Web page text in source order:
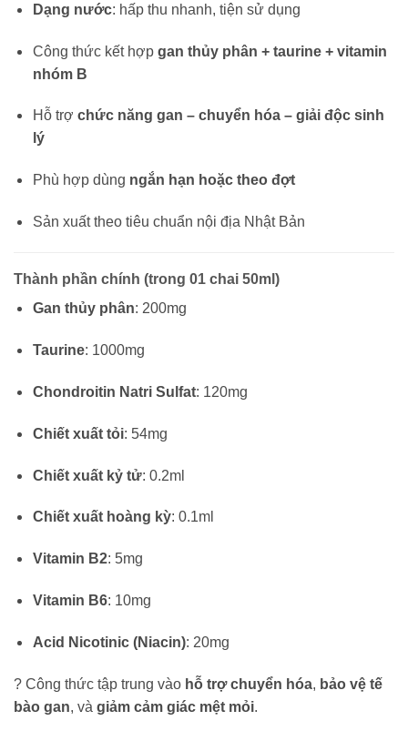
Dạng nước: hấp thu nhanh, tiện sử dụng
Công thức kết hợp gan thủy phân + taurine + vitamin
nhóm B
Hỗ trợ chức năng gan – chuyển hóa – giải độc sinh
lý
Phù hợp dùng ngắn hạn hoặc theo đợt
Sản xuất theo tiêu chuẩn nội địa Nhật Bản
Thành phần chính (trong 01 chai 50ml)
Gan thủy phân: 200mg
Taurine: 1000mg
Chondroitin Natri Sulfat: 120mg
Chiết xuất tỏi: 54mg
Chiết xuất kỷ tử: 0.2ml
Chiết xuất hoàng kỳ: 0.1ml
Vitamin B2: 5mg
Vitamin B6: 10mg
Acid Nicotinic (Niacin): 20mg
? Công thức tập trung vào hỗ trợ chuyển hóa, bảo vệ tế
bào gan, và giảm cảm giác mệt mỏi.